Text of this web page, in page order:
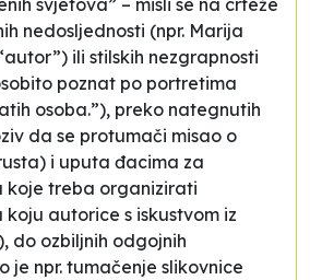
svjetova” – misli se na crteže
nedosljednosti (npr. Marija
ili stilskih nezgrapnosti
poznat po portretima
osoba.”), preko nategnutih
da se protumači misao o
i uputa đacima za
koje treba organizirati
autorice s iskustvom iz
do ozbiljnih odgojnih
je npr. tumačenje slikovnice